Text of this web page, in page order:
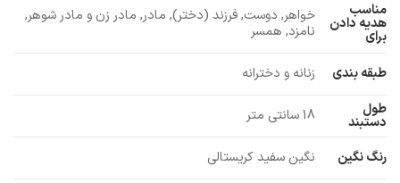
مناسب
هدیه دادن
برای
خواهر, دوست, فرزند (دختر), مادر, مادر زن و مادر شوهر,
نامزد, همسر
طبقه بندی
زنانه و دخترانه
طول
دستبند 18 سانتی متر
رنگ نگین
نگین سفید کریستالی